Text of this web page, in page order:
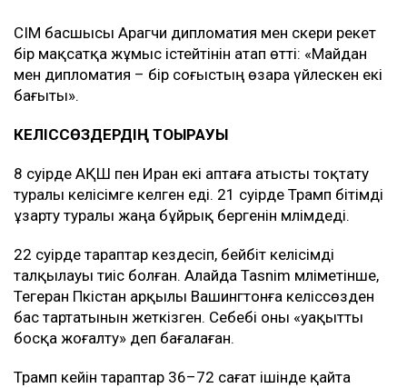
СІМ басшысы Арагчи дипломатия мен әскери әрекет
бір мақсатқа жұмыс істейтінін атап өтті: «Майдан
мен дипломатия – бір соғыстың өзара үйлескен екі
бағыты».
КЕЛІССӨЗДЕРДІҢ ТОҚЫРАУЫ
8 сәуірде АҚШ пен Иран екі аптаға атысты тоқтату
туралы келісімге келген еді. 21 сәуірде Трамп бітімді
ұзарту туралы жаңа бұйрық бергенін мәлімдеді.
22 сәуірде тараптар кездесіп, бейбіт келісімді
талқылауы тиіс болған. Алайда Tasnim мәліметінше,
Тегеран Пәкістан арқылы Вашингтонға келіссөзден
бас тартатынын жеткізген. Себебі оны «уақытты
босқа жоғалту» деп бағалаған.
Трамп кейін тараптар 36–72 сағат ішінде қайта